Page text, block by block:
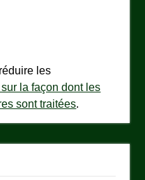
les
la façon dont les
sont traitées.